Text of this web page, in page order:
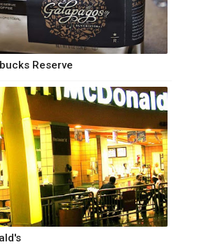
Reserve